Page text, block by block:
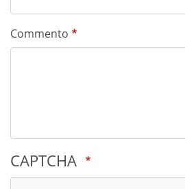
Commento
CAPTCHA